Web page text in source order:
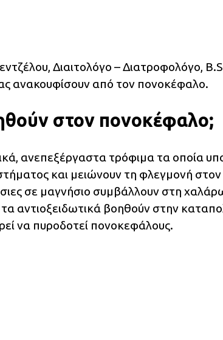
Διαιτολόγο – Διατροφολόγο,
ανακουφίσουν από τον πονοκέφαλο.
στον πονοκέφαλο;
ανεπεξέργαστα τρόφιμα τα οποία
και μειώνουν τη φλεγμονή
σε μαγνήσιο συμβάλλουν στη
αντιοξειδωτικά βοηθούν στην
να πυροδοτεί πονοκεφάλους.